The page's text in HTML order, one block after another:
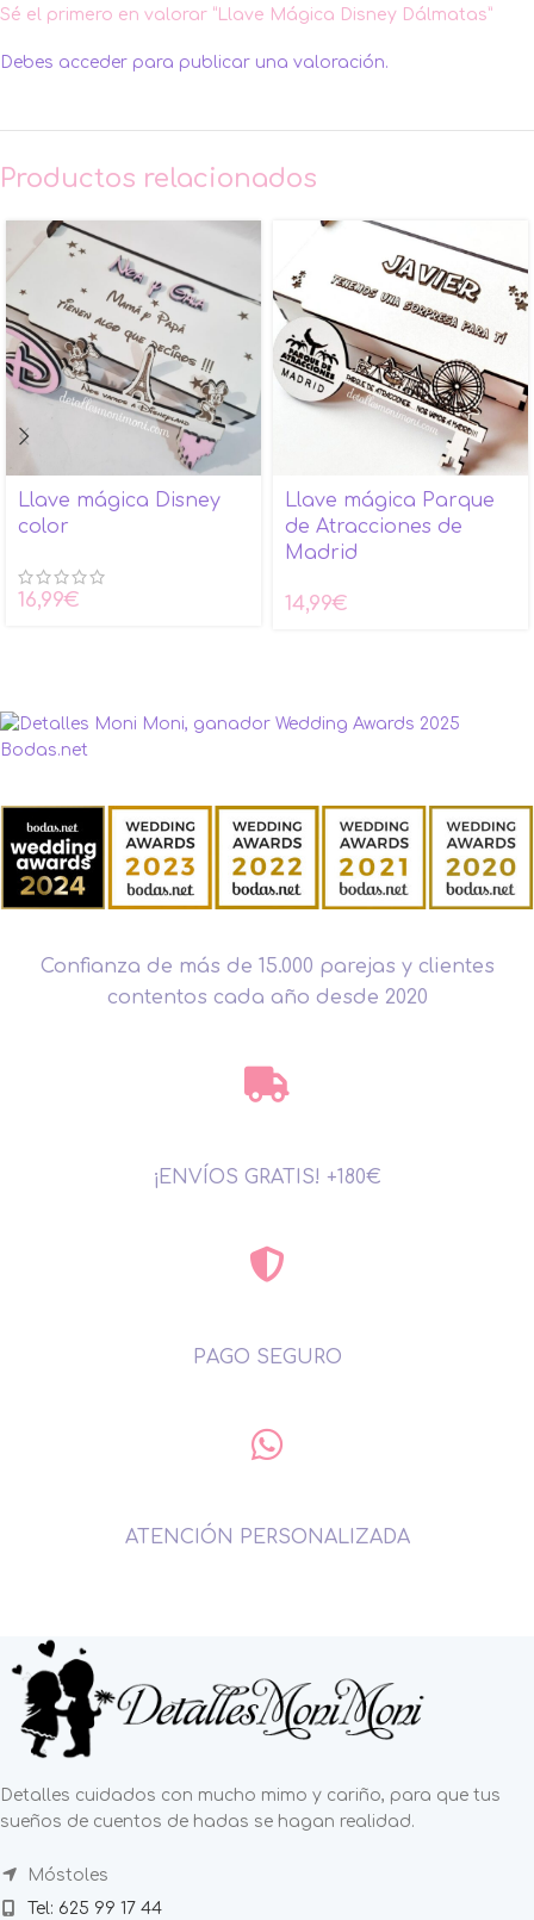
Sé el primero en valorar “Llave Mágica Disney Dálmatas”
Debes acceder para publicar una valoración.
Productos relacionados
Llave mágica Disney
color
16,99€
Llave mágica Parque
de Atracciones de
Madrid
14,99€
Confianza de más de 15.000 parejas y clientes
contentos cada año desde 2020
¡ENVÍOS GRATIS! +180€
PAGO SEGURO
ATENCIÓN PERSONALIZADA
Detalles cuidados con mucho mimo y cariño, para que tus
sueños de cuentos de hadas se hagan realidad.
Móstoles
Tel: 625 99 17 44